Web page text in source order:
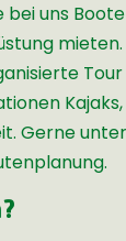
bei uns
mieten.
Gerne